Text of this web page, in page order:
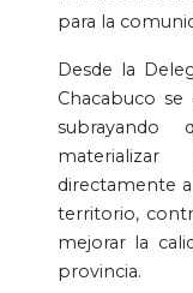
para la
Desde la
Chacabuco
subrayando
directamente
territorio,
mejorar la
provincia.